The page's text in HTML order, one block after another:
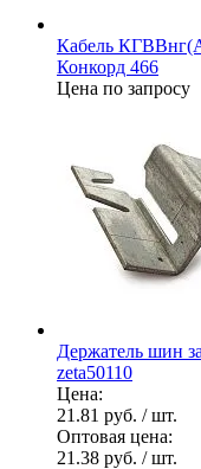
Кабель
Конкорд 466
Цена по запросу
Держатель шин
zeta50110
Цена:
21.81 руб. / шт.
Оптовая цена:
21.38 руб. / шт.